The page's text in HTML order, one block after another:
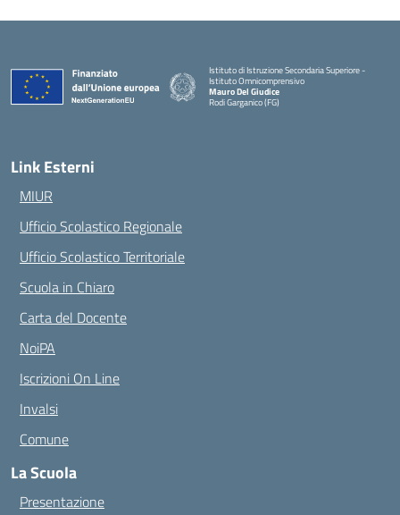
Istituto di Istruzione Secondaria Superiore -
Istituto Omnicomprensivo
Mauro Del Giudice
Rodi Garganico (FG)
— Visita la pagina iniziale della scuola
Link Esterni
MIUR
Ufficio Scolastico Regionale
Ufficio Scolastico Territoriale
Scuola in Chiaro
Carta del Docente
NoiPA
Iscrizioni On Line
Invalsi
Comune
La Scuola
Presentazione